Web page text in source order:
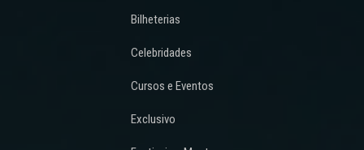
Bilheterias
Celebridades
Cursos e Eventos
Exclusivo